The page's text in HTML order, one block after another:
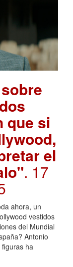
que si
el
. 17
ahora, un
vestidos
del Mundial
Antonio
ha